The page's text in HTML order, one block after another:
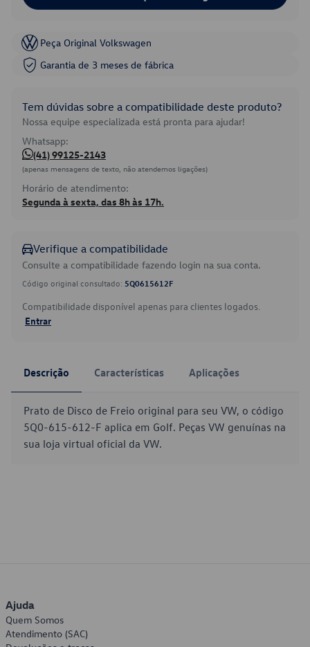
Peça Original Volkswagen
Garantia de 3 meses de fábrica
Tem dúvidas sobre a compatibilidade deste produto?
Nossa equipe especializada está pronta para ajudar!
Whatsapp:
(41) 99125-2143
(apenas mensagens de texto, não atendemos ligações)
Horário de atendimento:
Segunda à sexta, das 8h às 17h.
Verifique a compatibilidade
Consulte a compatibilidade fazendo login na sua conta.
Código original consultado: 5Q0615612F
Compatibilidade disponível apenas para clientes logados.
Entrar
Descrição Características Aplicações
Prato de Disco de Freio original para seu VW, o código
5Q0-615-612-F aplica em Golf. Peças VW genuínas na
sua loja virtual oficial da VW.
Ajuda
Quem Somos
Atendimento (SAC)